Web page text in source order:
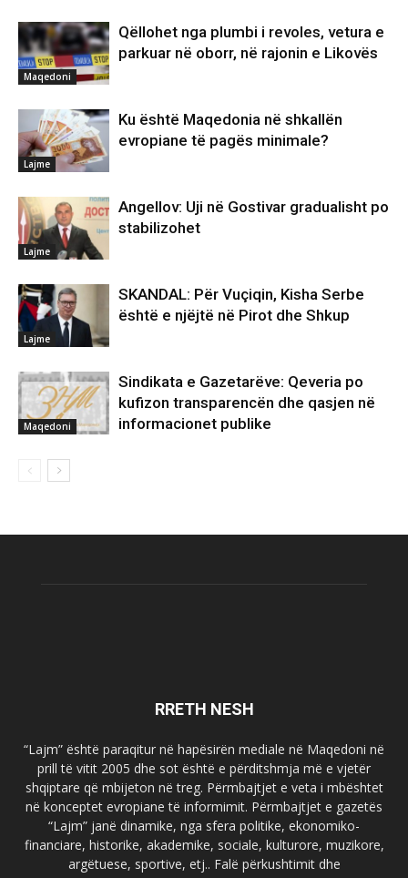
Maqedoni
Qëllohet nga plumbi i revoles, vetura e
parkuar në oborr, në rajonin e Likovës
Lajme
Ku është Maqedonia në shkallën
evropiane të pagës minimale?
Lajme
Angellov: Uji në Gostivar gradualisht po
stabilizohet
Lajme
SKANDAL: Për Vuçiqin, Kisha Serbe
është e njëjtë në Pirot dhe Shkup
Maqedoni
Sindikata e Gazetarëve: Qeveria po
kufizon transparencën dhe qasjen në
informacionet publike
RRETH NESH
“Lajm” është paraqitur në hapësirën mediale në Maqedoni në
prill të vitit 2005 dhe sot është e përditshmja më e vjetër
shqiptare që mbijeton në treg. Përmbajtjet e veta i mbështet
në konceptet evropiane të informimit. Përmbajtjet e gazetës
“Lajm” janë dinamike, nga sfera politike, ekonomiko-
financiare, historike, akademike, sociale, kulturore, muzikore,
argëtuese, sportive, etj.. Falë përkushtimit dhe